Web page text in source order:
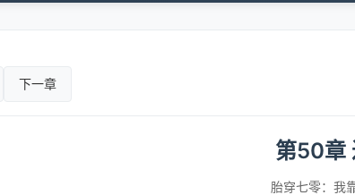
下一章
第50章
胎穿七零：我